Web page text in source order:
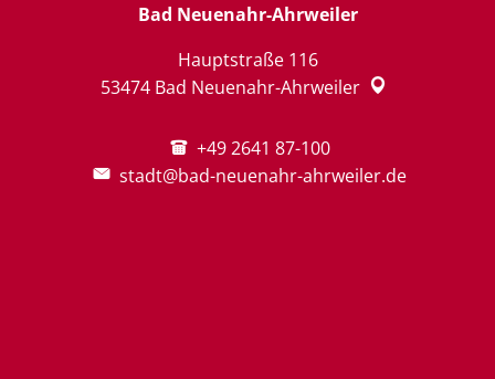
Bad Neuenahr-Ahrweiler
Hauptstraße 116
53474 Bad Neuenahr-Ahrweiler
+49 2641 87-100
stadt@bad-neuenahr-ahrweiler.de